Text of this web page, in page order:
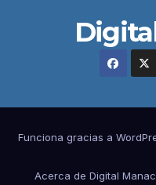
Funciona gracias a
Acerca de Digital